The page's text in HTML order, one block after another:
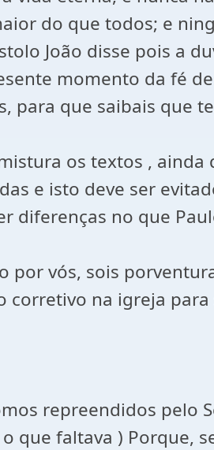
do que todos; e
João disse pois a
momento da fé
para que saibais que
os textos ,
e isto deve ser
diferenças no que
por vós, sois
corretivo na igreja
repreendidos pelo
que faltava ) Porque,